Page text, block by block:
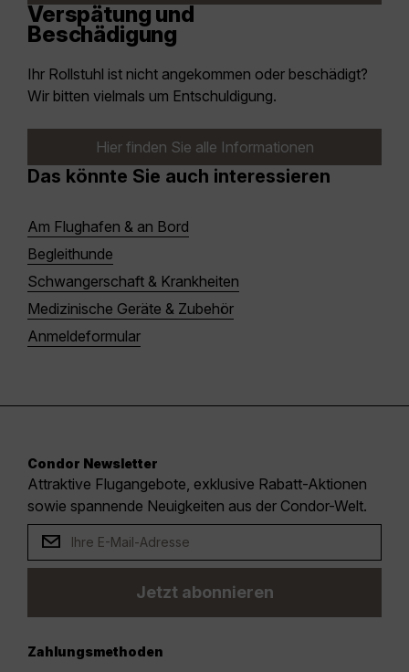
Verspätung und
Beschädigung
Ihr Rollstuhl ist nicht angekommen oder beschädigt?
Wir bitten vielmals um Entschuldigung.
Hier finden Sie alle Informationen
Das könnte Sie auch interessieren
Am Flughafen & an Bord
Begleithunde
Schwangerschaft & Krankheiten
Medizinische Geräte & Zubehör
Anmeldeformular
Condor Newsletter
Attraktive Flugangebote, exklusive Rabatt-Aktionen
sowie spannende Neuigkeiten aus der Condor-Welt.
Jetzt abonnieren
Zahlungsmethoden